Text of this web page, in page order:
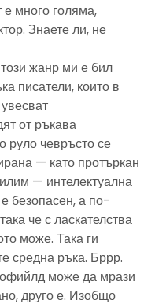
много голяма,
Знаете ли, не
жанр ми е бил
писатели, които в
от ръкава
руло чевръсто се
— като протъркан
— интелектуална
безопасен, а по-
че с ласкателства
може. Така ги
средна ръка. Бррр.
може да мрази
друго е. Изобщо